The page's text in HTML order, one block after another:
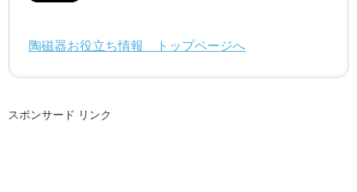
陶磁器お役立ち情報 トップページへ
スポンサード リンク